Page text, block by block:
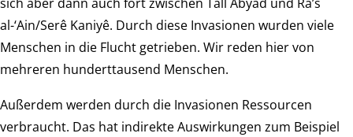
al-‘Ain/Serê Kaniyê. Durch diese Invasionen wurden viele
Menschen in die Flucht getrieben. Wir reden hier von
mehreren hunderttausend Menschen.
Außerdem werden durch die Invasionen Ressourcen
verbraucht. Das hat indirekte Auswirkungen zum Beispiel